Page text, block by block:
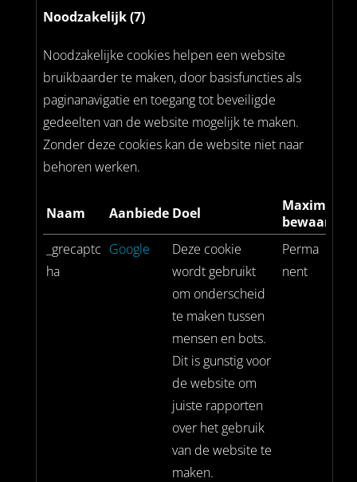
Noodzakelijk (7)
Noodzakelijke cookies helpen een website
bruikbaarder te maken, door basisfuncties als
paginanavigatie en toegang tot beveiligde
gedeelten van de website mogelijk te maken.
Zonder deze cookies kan de website niet naar
behoren werken.
Naam AanbiederDoel
Maximale
_grecaptc
ha
Google
Deze cookie
wordt gebruikt
om onderscheid
te maken tussen
mensen en bots.
Dit is gunstig voor
de website om
juiste rapporten
over het gebruik
van de website te
maken.
Perma
nent